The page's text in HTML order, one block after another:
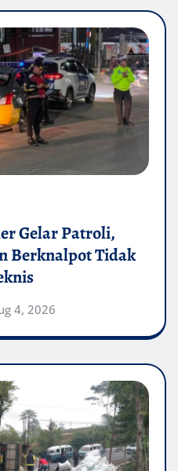
Gelar Patroli,
Berknalpot Tidak
4, 2026